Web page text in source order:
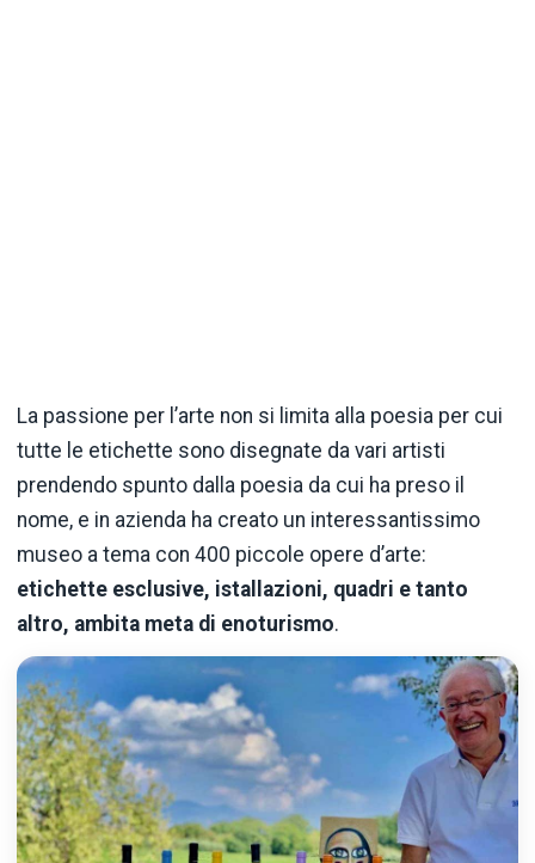
La passione per l’arte non si limita alla poesia per cui
tutte le etichette sono disegnate da vari artisti
prendendo spunto dalla poesia da cui ha preso il
nome, e in azienda ha creato un interessantissimo
museo a tema con 400 piccole opere d’arte:
etichette esclusive, istallazioni, quadri e tanto
altro, ambita meta di enoturismo.